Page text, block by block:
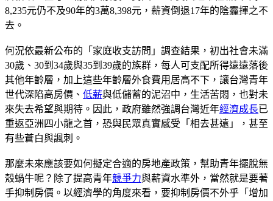
8,235元仍不及90年的3萬8,398元，薪資倒退17年的陰霾揮之不
去。
何況依最新公布的「家庭收支訪問」調查結果，初出社會未滿
30歲、30到34歲與35到39歲的族群，每人可支配所得遠遠落後
其他年齡層，加上這些年齡層外食費用居高不下，讓台灣青年
世代深陷高房價、 低薪與低儲蓄的泥沼中，生活苦悶，也對未
來失去希望與期待。因此，政府雖然強調台灣近年經濟成長已
重返亞洲四小龍之首，恐與民眾真實感受「相去甚遠」，甚至
有些蒼白與諷刺。
那麼未來應該要如何擬定合適的房地產政策，幫助青年擺脫無
殼蝸牛呢？除了提高青年競爭力與薪資水準外，當然就是要著
手抑制房價。以經濟學的角度來看，要抑制房價不外乎「增加